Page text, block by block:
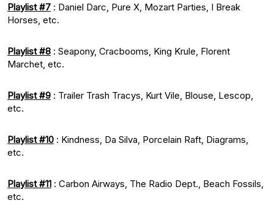
Playlist #7 : Daniel Darc, Pure X, Mozart Parties, I Break
Horses, etc.
Playlist #8 : Seapony, Cracbooms, King Krule, Florent
Marchet, etc.
Playlist #9 : Trailer Trash Tracys, Kurt Vile, Blouse, Lescop,
etc.
Playlist #10 : Kindness, Da Silva, Porcelain Raft, Diagrams,
etc.
Playlist #11 : Carbon Airways, The Radio Dept., Beach Fossils,
etc.